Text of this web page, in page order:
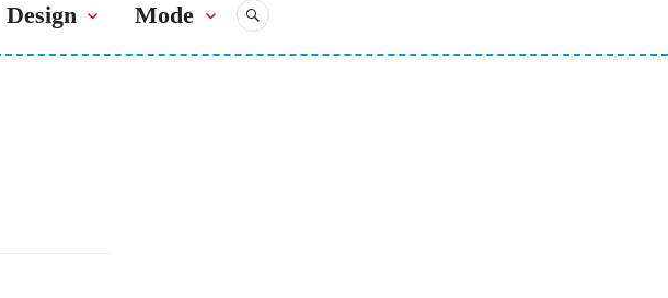
Design Mode RECHERCHE